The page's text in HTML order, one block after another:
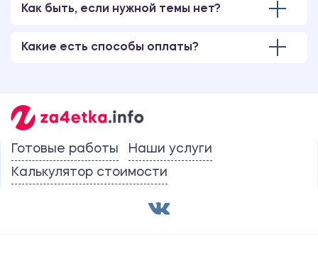
Как быть, если нужной темы нет?
Какие есть способы оплаты?
Готовые работы
Наши услуги
Калькулятор стоимости